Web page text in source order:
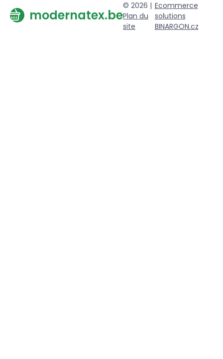
modernatex.be
© 2026 |
Plan du
site
Ecommerce
solutions
BINARGON.cz